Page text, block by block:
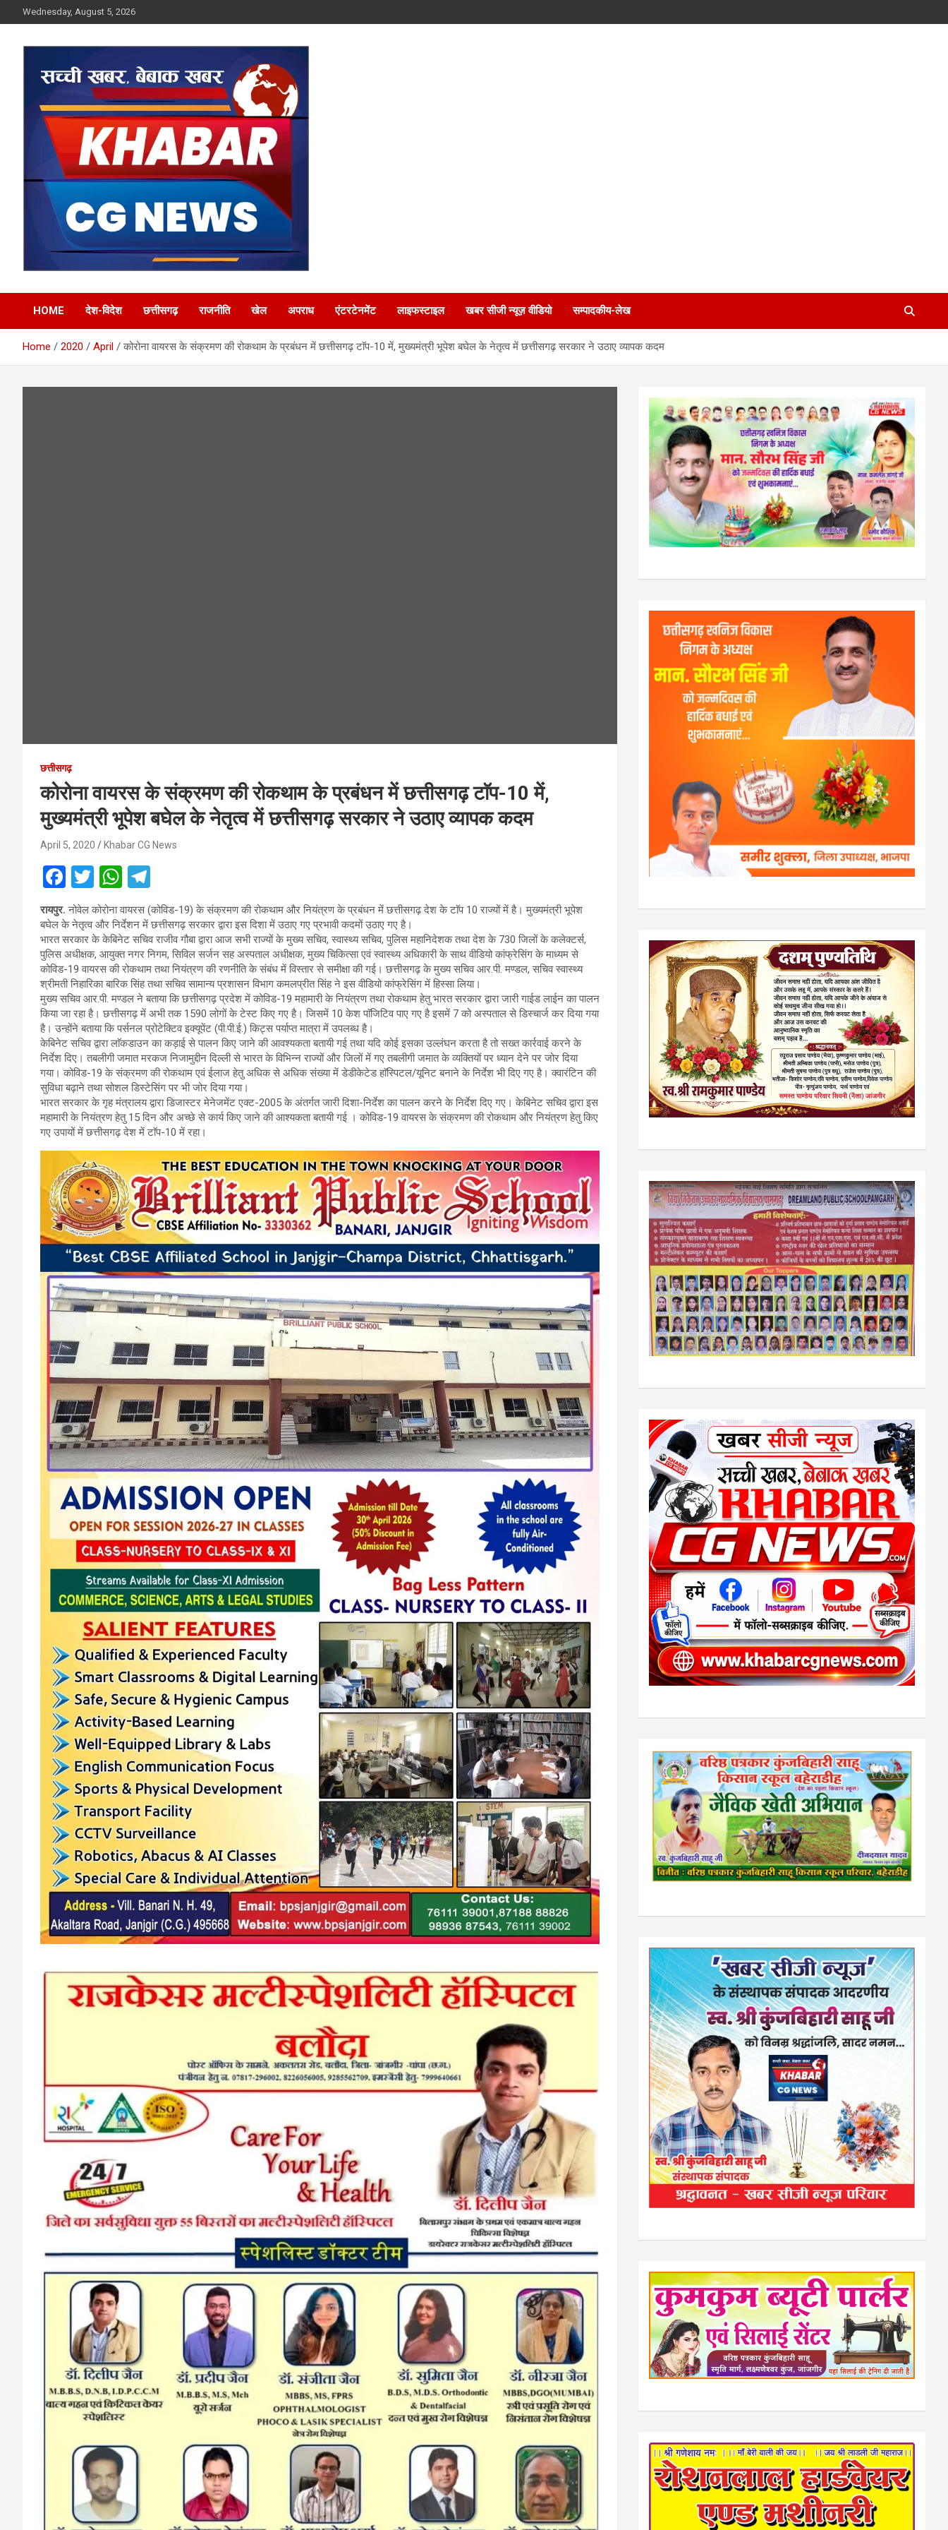
to
Wednesday, August 5, 2026
Khabar CG News
HOME देश-विदेश छत्तीसगढ़ राजनीति खेल अपराध एंटरटेनमेंट लाइफस्टाइल खबर सीजी न्यूज़ वीडियो सम्पादकीय-लेख
Home 2020 April कोरोना वायरस के संक्रमण की रोकथाम के प्रबंधन में छत्तीसगढ़ टाॅप-10 में, मुख्यमंत्री भूपेश बघेल के नेतृत्व में छत्तीसगढ़ सरकार ने उठाए व्यापक कदम
छत्तीसगढ़
कोरोना वायरस के संक्रमण की रोकथाम के प्रबंधन में छत्तीसगढ़ टाॅप-10 में,
मुख्यमंत्री भूपेश बघेल के नेतृत्व में छत्तीसगढ़ सरकार ने उठाए व्यापक कदम
April 5, 2020 Khabar CG News
F
a
ce
b
o
o
k
T
wi
tt
er
W
h
at
s
A
p
p
el
e
gr
a
m
रायपुर. नोवेल कोरोना वायरस (कोविड-19) के संक्रमण की रोकथाम और नियंत्रण के प्रबंधन में छत्तीसगढ़ देश के टाॅप 10 राज्यों में है। मुख्यमंत्री भूपेश
बघेल के नेतृत्व और निर्देशन में छत्तीसगढ़ सरकार द्वारा इस दिशा में उठाए गए प्रभावी कदमों उठाए गए है।
भारत सरकार के केबिनेट सचिव राजीव गौबा द्वारा आज सभी राज्यों के मुख्य सचिव, स्वास्थ्य सचिव, पुलिस महानिदेशक तथा देश के 730 जिलों के कलेक्टर्स,
पुलिस अधीक्षक, आयुक्त नगर निगम, सिविल सर्जन सह अस्पताल अधीक्षक, मुख्य चिकित्सा एवं स्वास्थ्य अधिकारी के साथ वीडियो कांफ्रेसिंग के माध्यम से
कोविड-19 वायरस की रोकथाम तथा नियंत्रण की रणनीति के संबंध में विस्तार से समीक्षा की गई। छत्तीसगढ़ के मुख्य सचिव आर.पी. मण्डल, सचिव स्वास्थ्य
श्रीमती निहारिका बारिक सिंह तथा सचिव सामान्य प्रशासन विभाग कमलप्रीत सिंह ने इस वीडियो कांफ्रेसिंग में हिस्सा लिया।
मुख्य सचिव आर.पी. मण्डल ने बताया कि छत्तीसगढ़ प्रदेश में कोविड-19 महामारी के नियंत्रण तथा रोकथाम हेतु भारत सरकार द्वारा जारी गाईड लाईन का पालन
किया जा रहा है। छत्तीसगढ़ में अभी तक 1590 लोगों के टेस्ट किए गए है। जिसमें 10 केश पाॅजिटिव पाए गए है इसमें 7 को अस्पताल से डिस्चार्ज कर दिया गया
है। उन्होंने बताया कि पर्सनल प्रोटेक्टिव इक्यूपेंट (पी.पी.ई.) किट्स पर्याप्त मात्रा में उपलब्ध है।
केबिनेट सचिव द्वारा लाॅकडाउन का कड़ाई से पालन किए जाने की आवश्यकता बतायी गई तथा यदि कोई इसका उल्लंघन करता है तो सख्त कार्रवाई करने के
निर्देश दिए। तबलीगी जमात मरकज निजामुद्दीन दिल्ली से भारत के विभिन्न राज्यों और जिलों में गए तबलीगी जमात के व्यक्तियों पर ध्यान देने पर जोर दिया
गया। कोविड-19 के संक्रमण की रोकथाम एवं ईलाज हेतु अधिक से अधिक संख्या में डेडीकेटेड हाॅस्पिटल/यूनिट बनाने के निर्देश भी दिए गए है। क्वारंटिन की
सुविधा बढ़ाने तथा सोशल डिस्टेसिंग पर भी जोर दिया गया।
भारत सरकार के गृह मंत्रालय द्वारा डिजास्टर मेनेजमेंट एक्ट-2005 के अंतर्गत जारी दिशा-निर्देश का पालन करने के निर्देश दिए गए। केबिनेट सचिव द्वारा इस
महामारी के नियंत्रण हेतु 15 दिन और अच्छे से कार्य किए जाने की आश्यकता बतायी गई । कोविड-19 वायरस के संक्रमण की रोकथाम और नियंत्रण हेतु किए
गए उपायों में छत्तीसगढ़ देश में टाॅप-10 में रहा।